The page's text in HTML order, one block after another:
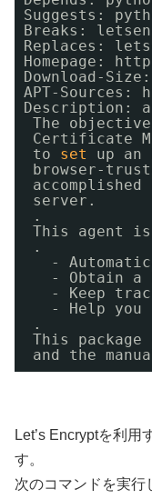
Suggests:
Breaks:
Replaces:
Homepage:
Download-
APT-Sources:
Description:
The
Certificate
to set
up an
browser-
server.
.
This agent
.
-
- Obtain
- Keep
- Help
.
This
and the
Let’s Encryptを利用
す。
次のコマンドを実行